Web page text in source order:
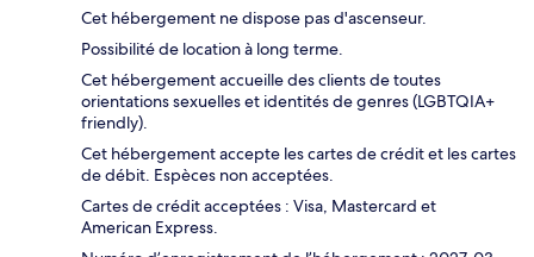
Cet hébergement ne dispose pas d'ascenseur.
Possibilité de location à long terme.
Cet hébergement accueille des clients de toutes
orientations sexuelles et identités de genres (LGBTQIA+
friendly).
Cet hébergement accepte les cartes de crédit et les cartes
de débit. Espèces non acceptées.
Cartes de crédit acceptées : Visa, Mastercard et
American Express.